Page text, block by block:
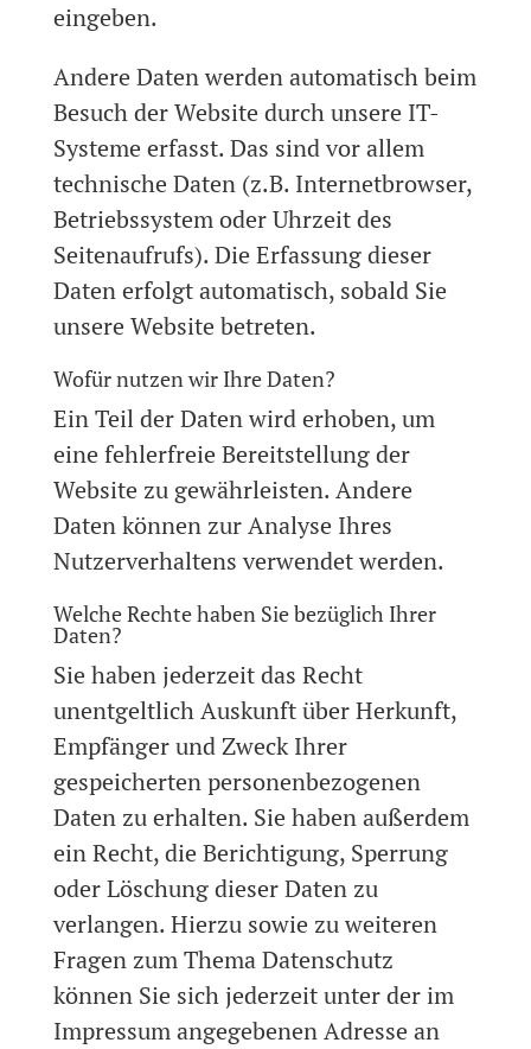
eingeben.
Andere Daten werden automatisch beim
Besuch der Website durch unsere IT-
Systeme erfasst. Das sind vor allem
technische Daten (z.B. Internetbrowser,
Betriebssystem oder Uhrzeit des
Seitenaufrufs). Die Erfassung dieser
Daten erfolgt automatisch, sobald Sie
unsere Website betreten.
Wofür nutzen wir Ihre Daten?
Ein Teil der Daten wird erhoben, um
eine fehlerfreie Bereitstellung der
Website zu gewährleisten. Andere
Daten können zur Analyse Ihres
Nutzerverhaltens verwendet werden.
Welche Rechte haben Sie bezüglich Ihrer
Daten?
Sie haben jederzeit das Recht
unentgeltlich Auskunft über Herkunft,
Empfänger und Zweck Ihrer
gespeicherten personenbezogenen
Daten zu erhalten. Sie haben außerdem
ein Recht, die Berichtigung, Sperrung
oder Löschung dieser Daten zu
verlangen. Hierzu sowie zu weiteren
Fragen zum Thema Datenschutz
können Sie sich jederzeit unter der im
Impressum angegebenen Adresse an